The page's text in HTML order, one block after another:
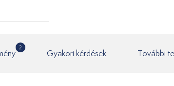
2
Gyakori kérdések További